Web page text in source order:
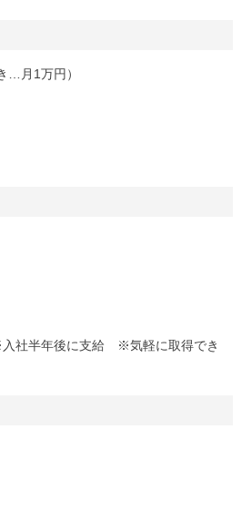
…月1万円）
社半年後に支給 ※気軽に取得でき